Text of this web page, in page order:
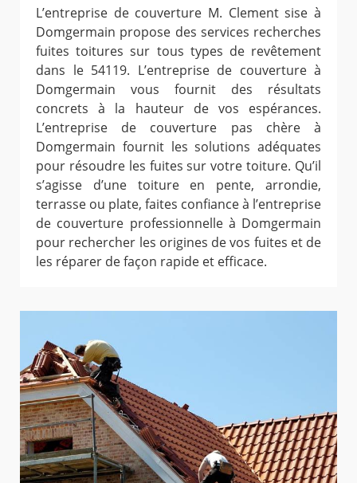
L’entreprise de couverture M. Clement sise à
Domgermain propose des services recherches
fuites toitures sur tous types de revêtement
dans le 54119. L’entreprise de couverture à
Domgermain vous fournit des résultats
concrets à la hauteur de vos espérances.
L’entreprise de couverture pas chère à
Domgermain fournit les solutions adéquates
pour résoudre les fuites sur votre toiture. Qu’il
s’agisse d’une toiture en pente, arrondie,
terrasse ou plate, faites confiance à l’entreprise
de couverture professionnelle à Domgermain
pour rechercher les origines de vos fuites et de
les réparer de façon rapide et efficace.